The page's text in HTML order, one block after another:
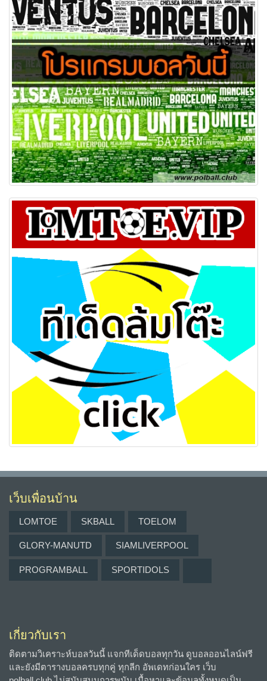
เว็บเพื่อนบ้าน
LOMTOE SKBALL TOELOM
GLORY-MANUTD SIAMLIVERPOOL
PROGRAMBALL SPORTIDOLS
เกี่ยวกับเรา
ติดตามวิเคราะห์บอลวันนี้ แจกทีเด็ดบอลทุกวัน ดูบอลออนไลน์ฟรี
และยังมีตารางบอลครบทุกคู่ ทุกลีก อัพเดทก่อนใคร เว็บ